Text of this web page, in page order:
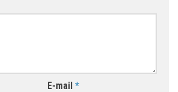
E-mail *